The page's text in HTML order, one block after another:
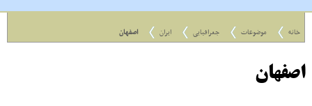
خانه موضوعات جغرافیایی ایران اصفهان
اصفهان